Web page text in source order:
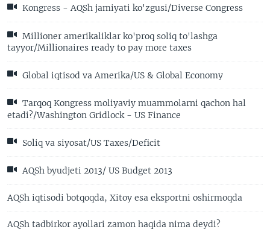
Kongress - AQSh jamiyati ko'zgusi/Diverse Congress
Millioner amerikaliklar ko'proq soliq to'lashga
tayyor/Millionaires ready to pay more taxes
Global iqtisod va Amerika/US & Global Economy
Tarqoq Kongress moliyaviy muammolarni qachon hal
etadi?/Washington Gridlock - US Finance
Soliq va siyosat/US Taxes/Deficit
AQSh byudjeti 2013/ US Budget 2013
AQSh iqtisodi botqoqda, Xitoy esa eksportni oshirmoqda
AQSh tadbirkor ayollari zamon haqida nima deydi?